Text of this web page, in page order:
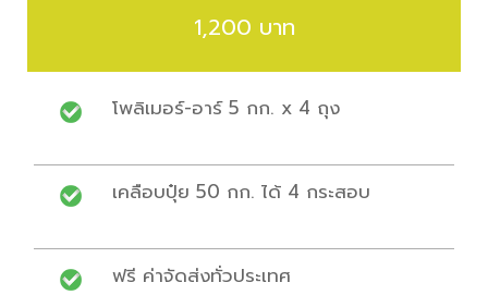
1,200 บาท
โพลิเมอร์-อาร์ 5 กก. x 4 ถุง
เคลือบปุ๋ย 50 กก. ได้ 4 กระสอบ
ฟรี ค่าจัดส่งทั่วประเทศ